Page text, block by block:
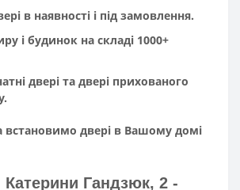
в наявності і під замовлення.
і будинок на складі 1000+
двері та двері прихованого
встановимо двері в Вашому домі
Катерини Гандзюк, 2 -